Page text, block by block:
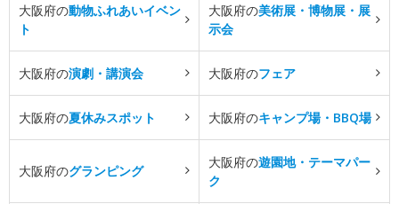
大阪府の動物ふれあいイベン
ト
大阪府の美術展・博物展・展
示会
大阪府の演劇・講演会 大阪府のフェア
大阪府の夏休みスポット 大阪府のキャンプ場・BBQ場
大阪府のグランピング
大阪府の遊園地・テーマパー
ク